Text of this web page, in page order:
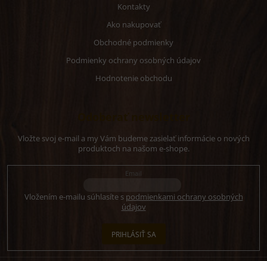
Kontakty
Ako nakupovať
Obchodné podmienky
Podmienky ochrany osobných údajov
Hodnotenie obchodu
Vložte svoj e-mail a my Vám budeme zasielať informácie o nových
produktoch na našom e-shope.
Email
Vložením e-mailu súhlasíte s podmienkami ochrany osobných
údajov
PRIHLÁSIŤ SA